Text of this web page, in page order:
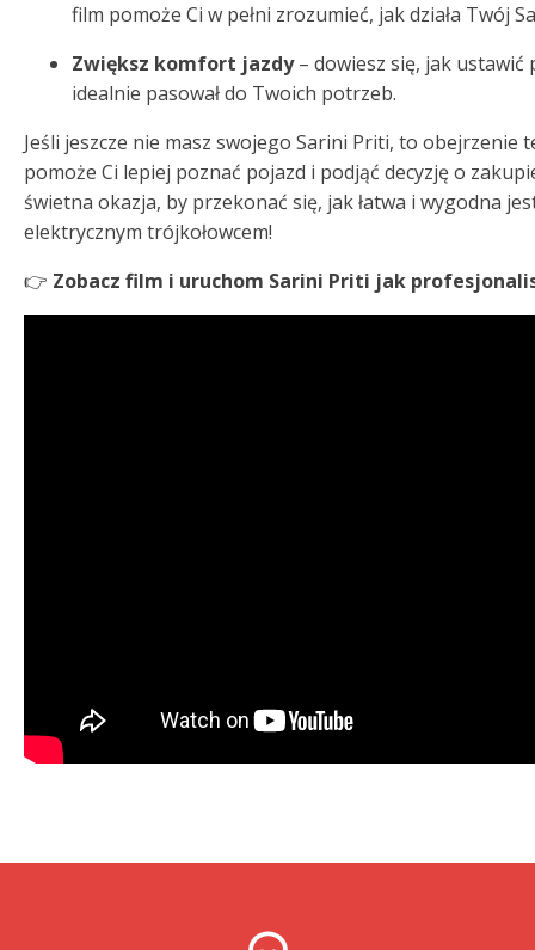
film pomoże Ci w pełni zrozumieć, jak działa Twój
Zwiększ komfort jazdy– dowiesz się, jak ustawić
idealnie pasował do Twoich potrzeb.
Jeśli jeszcze nie masz swojego Sarini Priti, to obejrzenie
pomoże Ci lepiej poznać pojazd i podjąć decyzję o
świetna okazja, by przekonać się, jak łatwa i wygodna
elektrycznym trójkołowcem!
👉 Zobacz film i uruchom Sarini Priti jak